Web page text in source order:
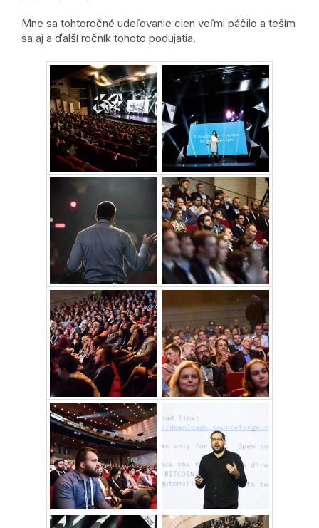
Mne sa tohtoročné udeľovanie cien veľmi páčilo a teším
sa aj a ďalší ročník tohoto podujatia.